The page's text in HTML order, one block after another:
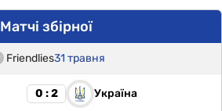
Матчі збірної
Friendlies31 травня
0 : 2 Україна